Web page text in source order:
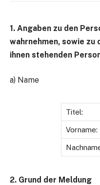
1. Angaben zu den
wahrnehmen, sowie zu
ihnen stehenden
a) Name
Titel:
Vorname:
2. Grund der Meldung